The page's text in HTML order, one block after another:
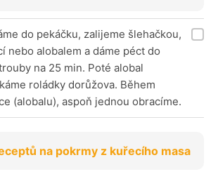
do pekáčku, zalijeme šlehačkou,
nebo alobalem a dáme péct do
na 25 min. Poté alobal
roládky dorůžova. Během
(alobalu), aspoň jednou obracíme.
na pokrmy z kuřecího masa